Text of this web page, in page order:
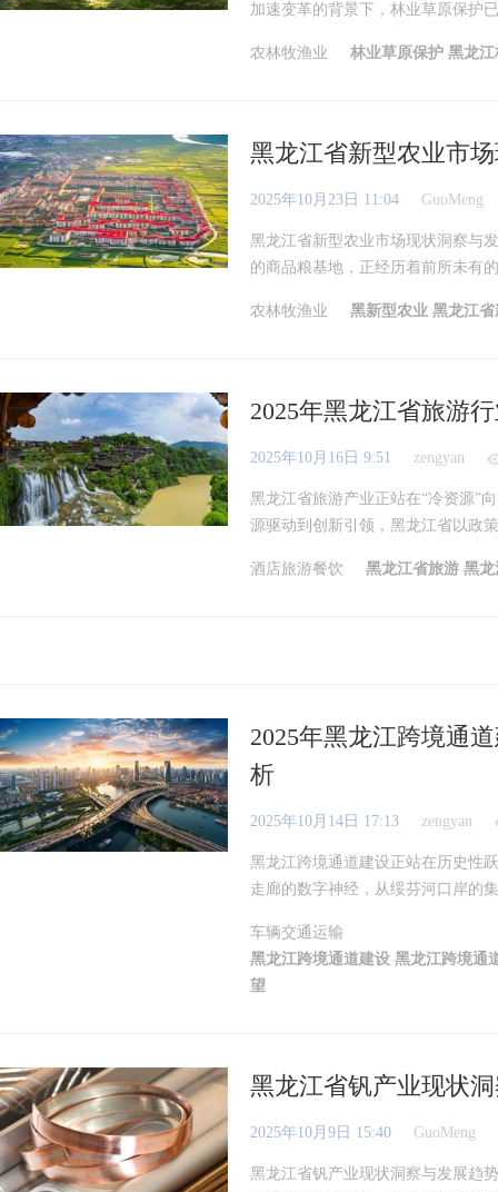
加速变革的背景下，林业草原保护
农林牧渔业 林业草原保护 黑龙
黑龙江省新型农业市
2025年10月23日 11:04 GuoMeng
黑龙江省新型农业市场现状洞察与
的商品粮基地，正经历着前所未有
农林牧渔业 黑新型农业 黑龙江
2025年黑龙江省旅游
2025年10月16日 9:51 zengyan
黑龙江省旅游产业正站在“冷资源”
源驱动到创新引领，黑龙江省以政
酒店旅游餐饮 黑龙江省旅游 黑
2025年黑龙江跨境通
析
2025年10月14日 17:13 zengyan
黑龙江跨境通道建设正站在历史性
走廊的数字神经，从绥芬河口岸的
车辆交通运输
黑龙江跨境通道建设 黑龙江跨境通
望
黑龙江省钒产业现状
2025年10月9日 15:40 GuoMeng
黑龙江省钒产业现状洞察与发展趋